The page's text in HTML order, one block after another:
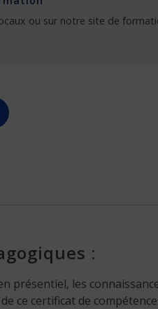
ou sur notre site de
:
présentiel, les
ce certificat de